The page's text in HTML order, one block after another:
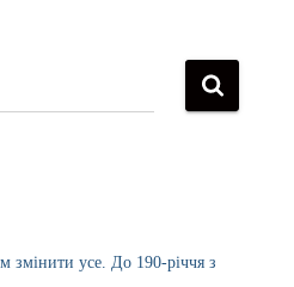
змінити усе. До 190-річчя з